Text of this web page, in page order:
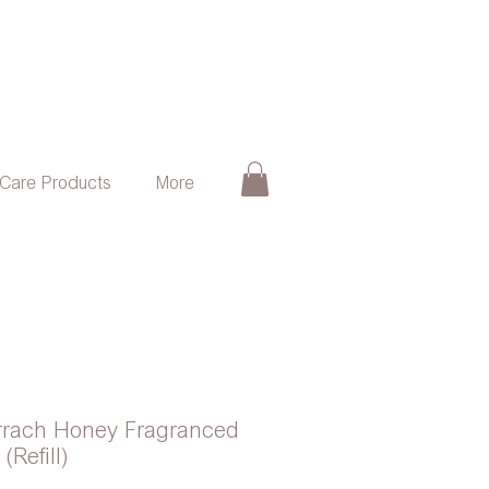
Products More
Honey Fragranced